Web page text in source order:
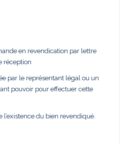
en revendication par lettre
réception
par le représentant légal ou un
pouvoir pour effectuer cette
du bien revendiqué.